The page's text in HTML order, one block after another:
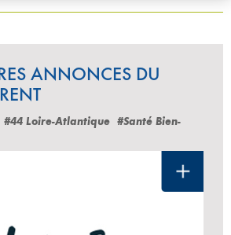
ANNONCES DU
#44 Loire-Atlantique #Santé Bien-